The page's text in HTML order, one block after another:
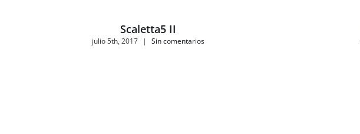
Scaletta5 II
julio 5th, 2017 | Sin comentarios